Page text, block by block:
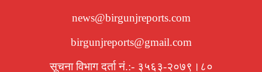
news@birgunjreports.com
birgunjreports@gmail.com
सूचना विभाग दर्ता नं.:- ३५६३-२०७९।८०